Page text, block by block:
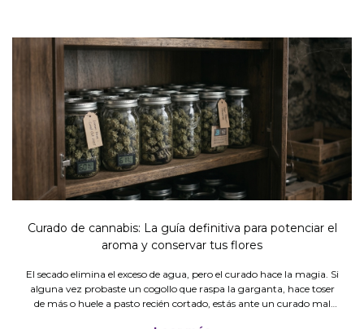
Curado de cannabis: La guía definitiva para potenciar el
aroma y conservar tus flores
El secado elimina el exceso de agua, pero el curado hace la magia. Si
alguna vez probaste un cogollo que raspa la garganta, hace toser
de más o huele a pasto recién cortado, estás ante un curado mal